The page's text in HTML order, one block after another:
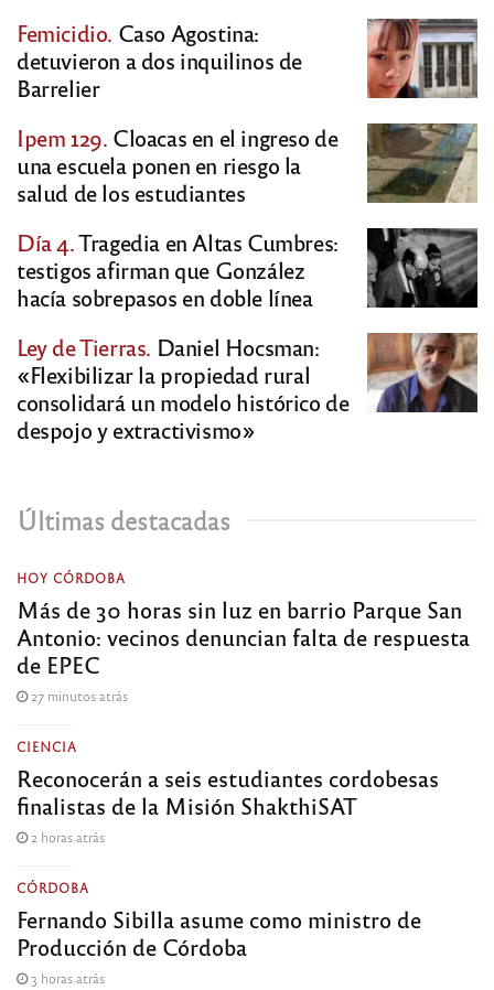
Femicidio. Caso Agostina:
detuvieron a dos inquilinos de
Barrelier
Ipem 129. Cloacas en el ingreso de
una escuela ponen en riesgo la
salud de los estudiantes
Día 4.Tragedia en Altas Cumbres:
testigos afirman que González
hacía sobrepasos en doble línea
Ley de Tierras. Daniel Hocsman:
«Flexibilizar la propiedad rural
consolidará un modelo histórico de
despojo y extractivismo»
Últimas destacadas
HOY CÓRDOBA
Más de 30 horas sin luz en barrio Parque San
Antonio: vecinos denuncian falta de respuesta
de EPEC
27 minutos atrás
CIENCIA
Reconocerán a seis estudiantes cordobesas
finalistas de la Misión ShakthiSAT
2 horas atrás
CÓRDOBA
Fernando Sibilla asume como ministro de
Producción de Córdoba
3 horas atrás